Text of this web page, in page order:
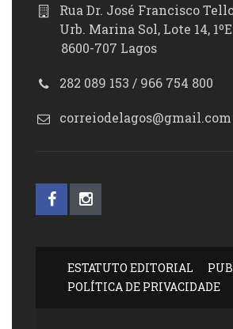
Rua Dr. José Francisco
Urb. Marina Sol, Lote 14, 1ºE
8600-707 Lagos
282 089 153 / 966 754 800
correiodelagos@gmail.com
ESTATUTO EDITORIAL
POLÍTICA DE PRIVACIDADE